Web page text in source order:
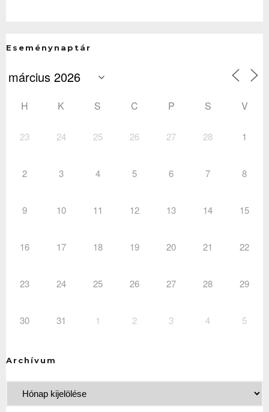
Eseménynaptár
H K S C P S V
23 24 25 26 27 28 1
2 3 4 5 6 7 8
9 10 11 12 13 14 15
16 17 18 19 20 21 22
23 24 25 26 27 28 29
30 31 1 2 3 4 5
Archívum